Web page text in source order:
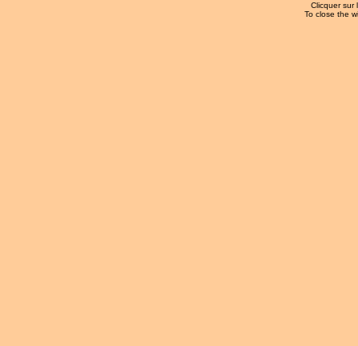
Clicquer sur
To close the